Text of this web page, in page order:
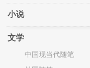
小说
文学
中国现当代随笔